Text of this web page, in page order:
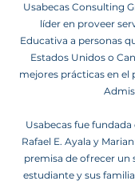
Usabecas Consulting
líder en proveer
Educativa a personas
Estados Unidos o
mejores prácticas en el
Usabecas fue
Rafael E. Ayala y
premisa de ofrecer un
estudiante y sus